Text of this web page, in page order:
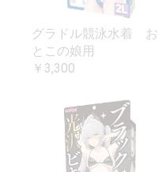
グラドル競泳水着 お
とこの娘用
￥3,300